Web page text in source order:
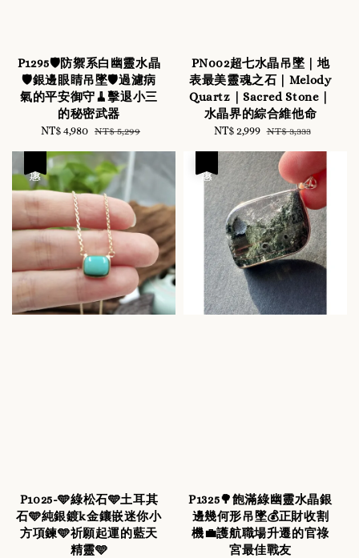
P1295🛡️防禦系白幽靈水晶
🛡️銀邊眼睛吊墜🛡️過濾病
氣的平安御守🧹擊退小三
的秘密武器
Sale
NT$ 4,980 Regular
NT$ 5,299
PN002超七水晶吊墜｜地
表最美靈魂之石｜Melody
Quartz｜Sacred Stone｜
水晶界的綜合維他命
Sale
NT$ 2,999 Regular
NT$ 3,333
P1025-🩵綠松石🩵土耳其
石🩵純銀鍍k金鑲嵌迷你小
方項鍊🩵祈願起運的藍天
精靈🩵
P1325🌳飽滿綠幽靈水晶銀
邊幾何形吊墜💰正財收割
機💼護航職場升遷的官祿
宮最佳戰友